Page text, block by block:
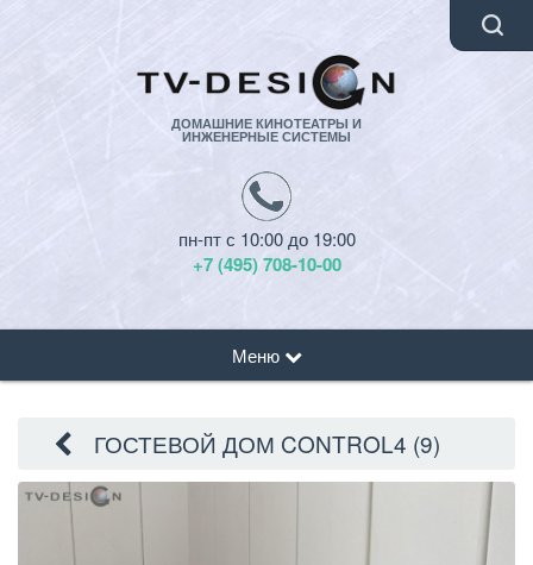
ДОМАШНИЕ КИНОТЕАТРЫ И
ИНЖЕНЕРНЫЕ СИСТЕМЫ
пн-пт с 10:00 до 19:00
+7 (495) 708-10-00
Меню
ГОСТЕВОЙ ДОМ CONTROL4 (9)